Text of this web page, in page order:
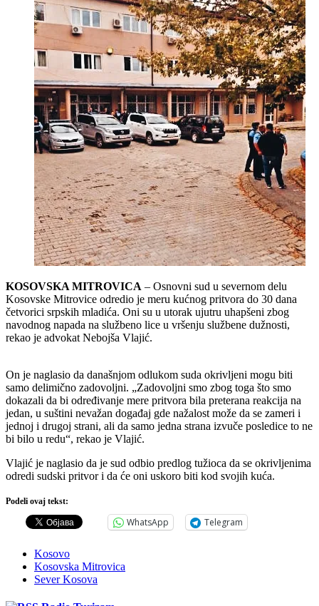
KOSOVSKA MITROVICA – Osnovni sud u severnom delu
Kosovske Mitrovice odredio je meru kućnog pritvora do 30 dana
četvorici srpskih mladića. Oni su u utorak ujutru uhapšeni zbog
navodnog napada na službeno lice u vršenju službene dužnosti,
rekao je advokat Nebojša Vlajić.
On je naglasio da današnjom odlukom suda okrivljeni mogu biti
samo delimično zadovoljni. „Zadovoljni smo zbog toga što smo
dokazali da bi određivanje mere pritvora bila preterana reakcija na
jedan, u suštini nevažan događaj gde nažalost može da se zameri i
jednoj i drugoj strani, ali da samo jedna strana izvuče posledice to ne
bi bilo u redu“, rekao je Vlajić.
Vlajić je naglasio da je sud odbio predlog tužioca da se okrivljenima
odredi sudski pritvor i da će oni uskoro biti kod svojih kuća.
Podeli ovaj tekst:
WhatsApp Telegram
Kosovo
Kosovska Mitrovica
Sever Kosova